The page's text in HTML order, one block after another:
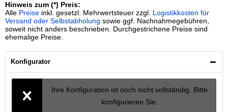
Hinweis zum (*) Preis:
Alle Preise inkl. gesetzl. Mehrwertsteuer zzgl. Logistikkosten für
Versand oder Selbstabholung sowie ggf. Nachnahmegebühren,
soweit nicht anders beschrieben. Durchgestrichene Preise sind
ehemalige Preise.
Konfigurator
Ihre Konfiguration ist noch nicht vollständig. Bitte
konfigurieren Sie.